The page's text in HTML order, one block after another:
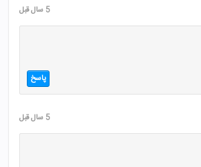
5 سال قبل
پاسخ
5 سال قبل